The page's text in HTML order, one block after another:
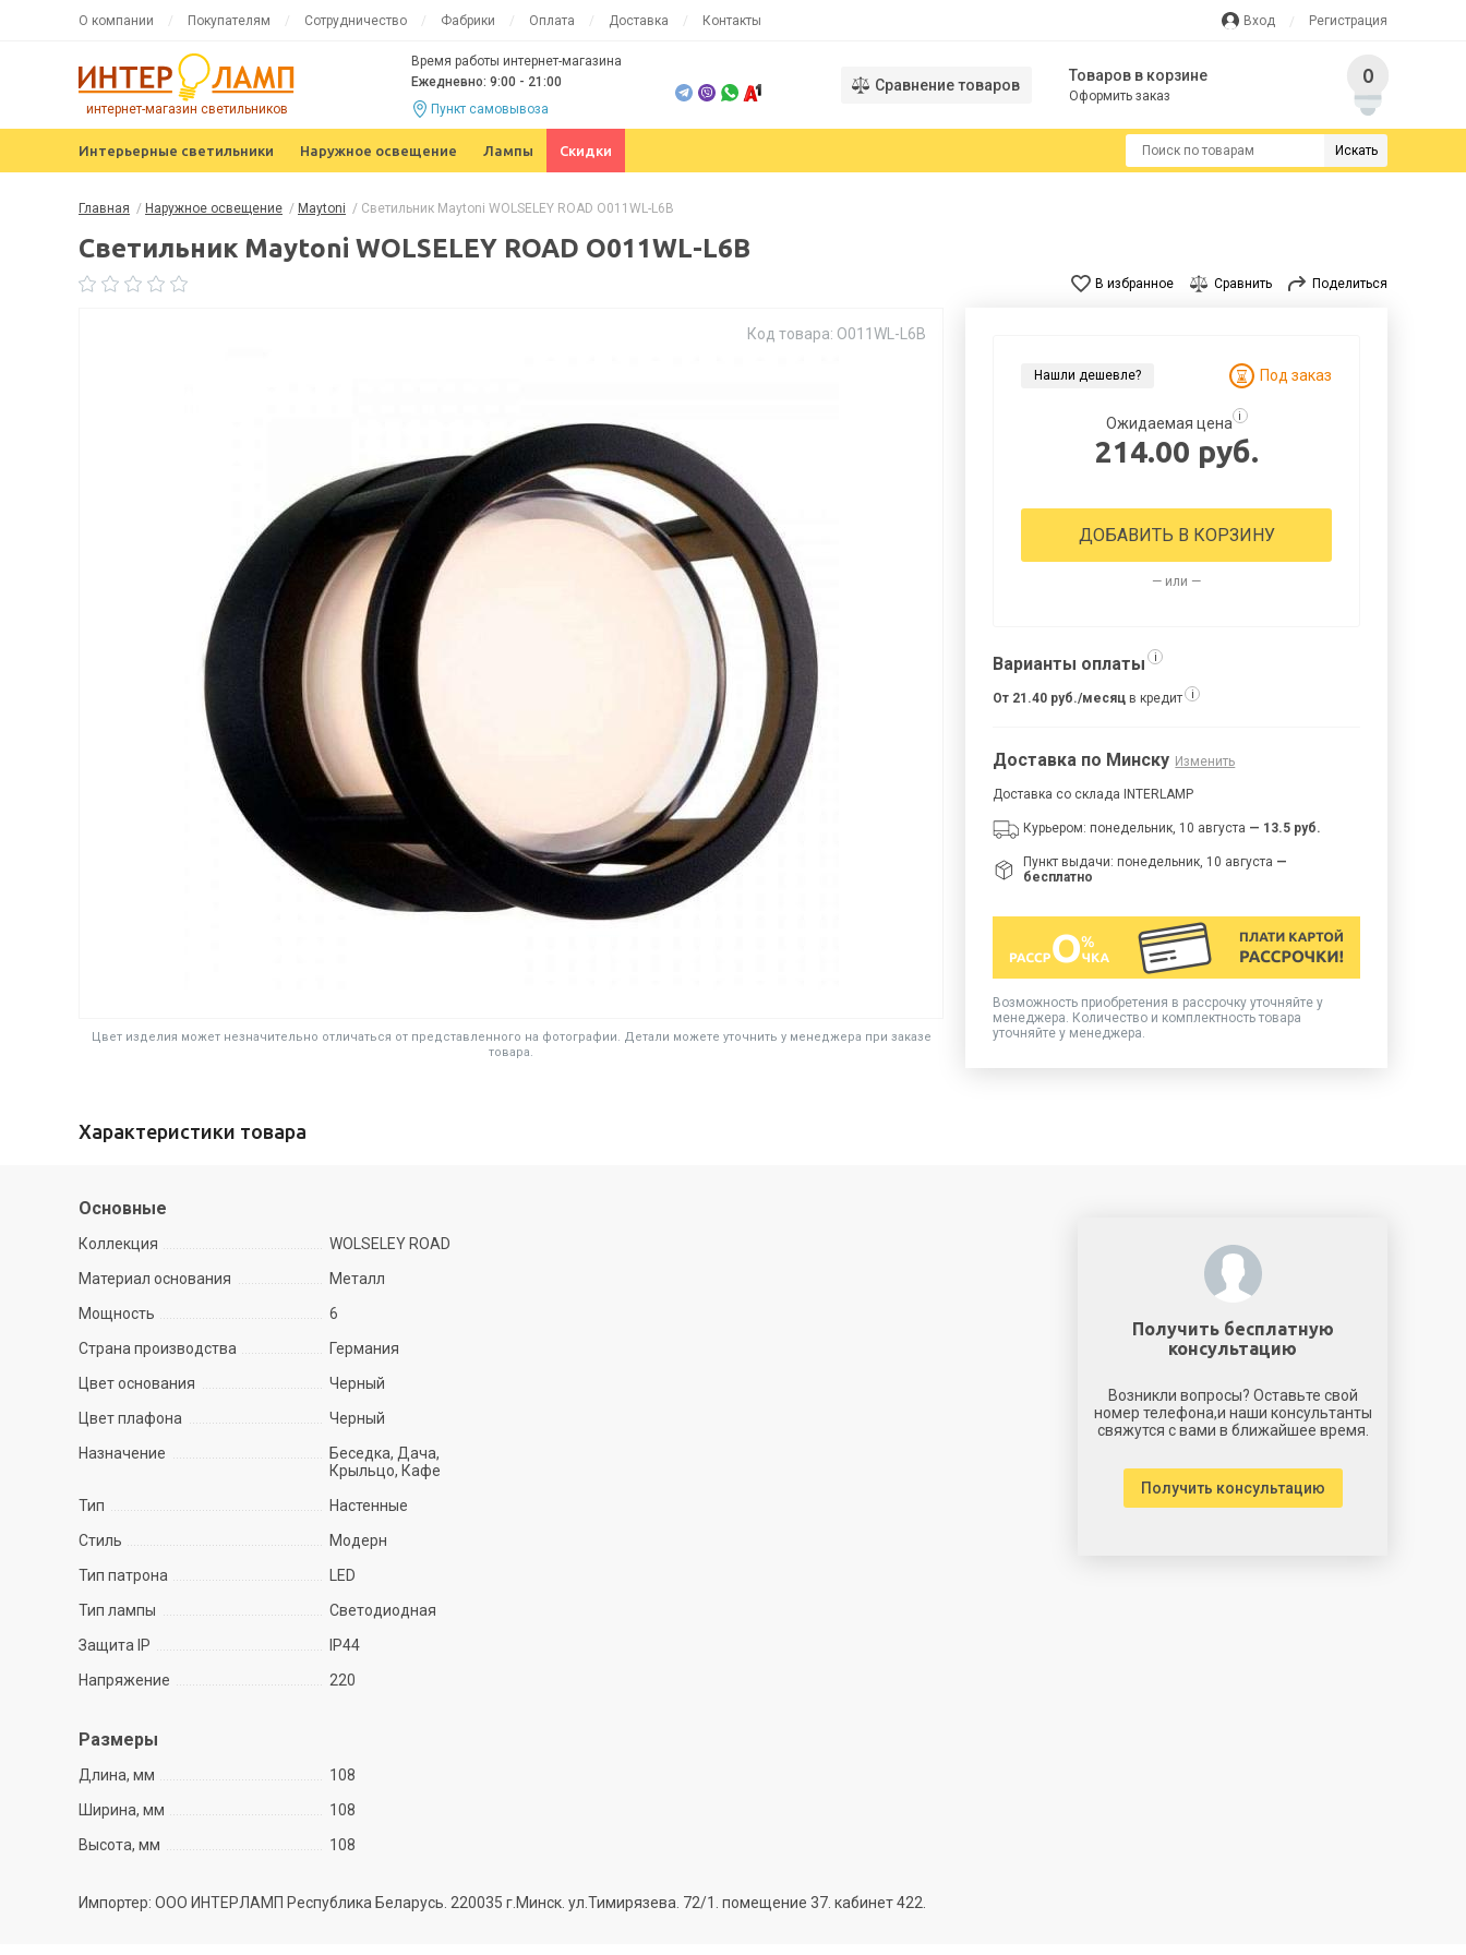
О компании Покупателям Сотрудничество Фабрики Оплата Доставка Контакты Вход Регистрация
интернет-магазин светильников
Время работы интернет-магазина
Ежедневно: 9:00 - 21:00
Пункт самовывоза
Сравнение товаров
Товаров в корзине
Оформить заказ
0
Интерьерные светильники Наружное освещение Лампы Скидки Искать
Главная / Наружное освещение / Maytoni / Светильник Maytoni WOLSELEY ROAD O011WL-L6B
Светильник Maytoni WOLSELEY ROAD O011WL-L6B
В избранное Сравнить Поделиться
Код товара: O011WL-L6B
Цвет изделия может незначительно отличаться от представленного на фотографии. Детали можете уточнить у менеджера при заказе
товара.
Нашли дешевле? Под заказ
Ожидаемая цена i
214.00 руб.
ДОБАВИТЬ В КОРЗИНУ
— или —
Варианты оплаты i
От 21.40 руб./месяц в кредит i
Доставка по Минску Изменить
Доставка со склада INTERLAMP
Курьером: понедельник, 10 августа — 13.5 руб.
Пункт выдачи: понедельник, 10 августа —
бесплатно
Возможность приобретения в рассрочку уточняйте у
менеджера. Количество и комплектность товара
уточняйте у менеджера.
Характеристики товара
Основные
Коллекция
WOLSELEY ROAD
Материал основания
Металл
Мощность
6
Страна производства
Германия
Цвет основания
Черный
Цвет плафона
Черный
Назначение
Беседка, Дача,
Крыльцо, Кафе
Тип
Настенные
Стиль
Модерн
Тип патрона
LED
Тип лампы
Светодиодная
Защита IP
IP44
Напряжение
220
Размеры
Длина, мм
108
Ширина, мм
108
Высота, мм
108
Импортер: ООО ИНТЕРЛАМП Республика Беларусь. 220035 г.Минск. ул.Тимирязева. 72/1. помещение 37. кабинет 422.
Получить бесплатную
консультацию
Возникли вопросы? Оставьте свой
номер телефона,и наши консультанты
свяжутся с вами в ближайшее время.
Получить консультацию